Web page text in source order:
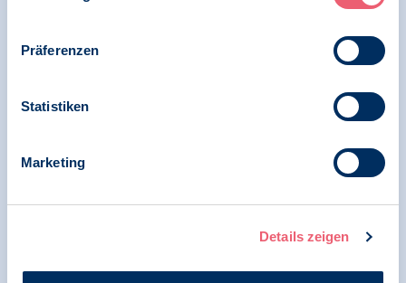
Präferenzen
Statistiken
Marketing
Details zeigen
Arbeit gesund gestalten: Psychische
Arbeitsplatz – Chancen erkennen und nutzen
News | Stellungnahme | Psychologie und Arbeit
Deutscher Psychologinnen und Psychologen